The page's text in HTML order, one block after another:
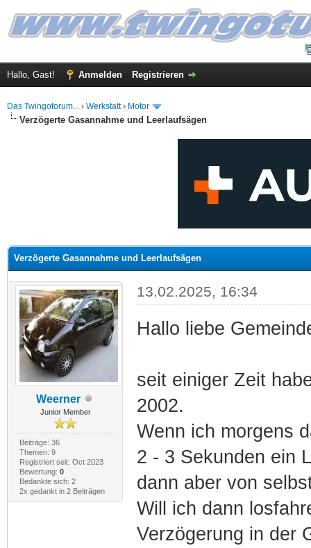
Hallo, Gast! Anmelden Registrieren
Das Twingoforum... › Werkstatt› Motor
Verzögerte Gasannahme und Leerlaufsägen
Verzögerte Gasannahme und Leerlaufsägen
Weerner
Junior Member
Beiträge: 36
Themen: 9
Registriert seit: Oct 2023
Bewertung: 0
Bedankte sich: 2
2x gedankt in 2 Beiträgen
13.02.2025, 16:34
Hallo liebe
seit einiger Zeit
2002.
Wenn ich morgens
2 - 3 Sekunden ein
dann aber von
Will ich dann
Verzögerung in der